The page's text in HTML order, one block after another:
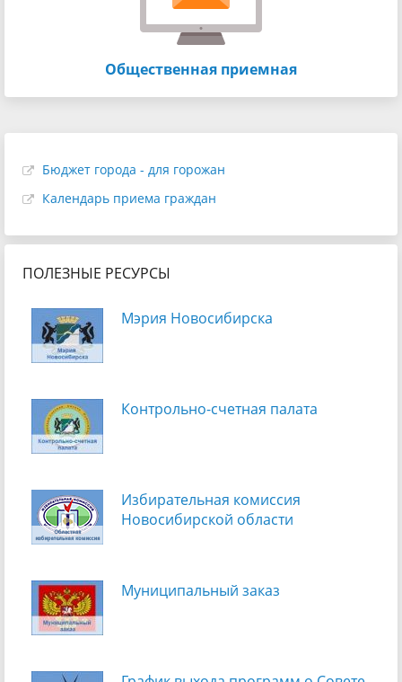
Общественная приемная
Бюджет города - для горожан
Календарь приема граждан
ПОЛЕЗНЫЕ РЕСУРСЫ
Мэрия Новосибирска
Контрольно-счетная палата
Избирательная комиссия
Новосибирской области
Муниципальный заказ